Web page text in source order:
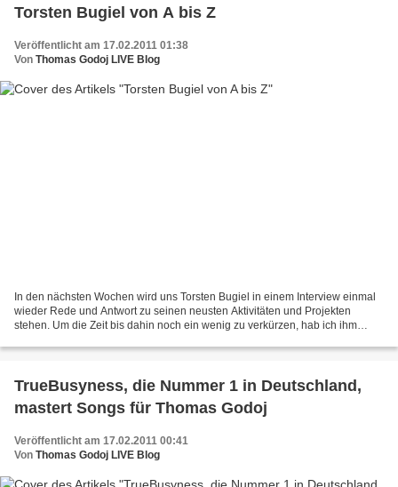
Torsten Bugiel von A bis Z
Veröffentlicht am 17.02.2011 01:38
Von Thomas Godoj LIVE Blog
In den nächsten Wochen wird uns Torsten Bugiel in einem Interview einmal
wieder Rede und Antwort zu seinen neusten Aktivitäten und Projekten
stehen. Um die Zeit bis dahin noch ein wenig zu verkürzen, hab ich ihm
TrueBusyness, die Nummer 1 in Deutschland,
mastert Songs für Thomas Godoj
Veröffentlicht am 17.02.2011 00:41
Von Thomas Godoj LIVE Blog